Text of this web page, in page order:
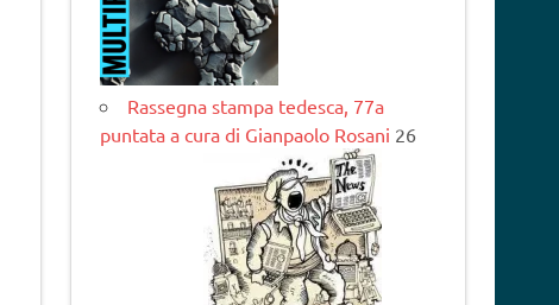
Rassegna stampa tedesca, 77a
puntata a cura di Gianpaolo Rosani 26